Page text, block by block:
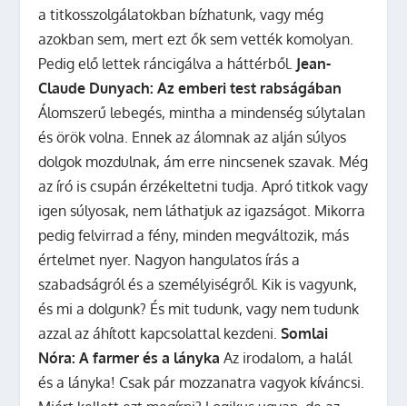
a titkosszolgálatokban bízhatunk, vagy még
azokban sem, mert ezt ők sem vették komolyan.
Pedig elő lettek ráncigálva a háttérből. Jean-
Claude Dunyach: Az emberi test rabságában
Álomszerű lebegés, mintha a mindenség súlytalan
és örök volna. Ennek az álomnak az alján súlyos
dolgok mozdulnak, ám erre nincsenek szavak. Még
az író is csupán érzékeltetni tudja. Apró titkok vagy
igen súlyosak, nem láthatjuk az igazságot. Mikorra
pedig felvirrad a fény, minden megváltozik, más
értelmet nyer. Nagyon hangulatos írás a
szabadságról és a személyiségről. Kik is vagyunk,
és mi a dolgunk? És mit tudunk, vagy nem tudunk
azzal az áhított kapcsolattal kezdeni.Somlai
Nóra: A farmer és a lányka Az irodalom, a halál
és a lányka! Csak pár mozzanatra vagyok kíváncsi.